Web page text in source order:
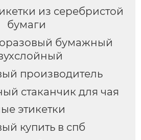
из серебристой
бумаги
бумажный
производитель
стаканчик для чая
этикетки
купить в спб